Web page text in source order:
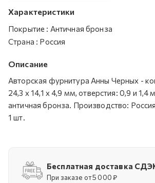
Характеристики
Покрытие : Античная бронза
Страна : Россия
Описание
Авторская фурнитура Анны Черных -
24,3 х 14,1 х 4,9 мм, отверстия: 0,9 и
античная бронза. Производство:
1 шт.
Бесплатная доставка
При заказе от 5 000 ₽